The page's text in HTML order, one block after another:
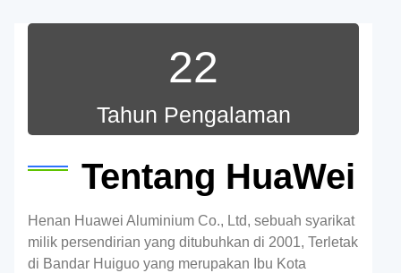
22
Tahun Pengalaman
Tentang HuaWei
Henan Huawei Aluminium Co., Ltd, sebuah syarikat
milik persendirian yang ditubuhkan di 2001, Terletak
di Bandar Huiguo yang merupakan Ibu Kota